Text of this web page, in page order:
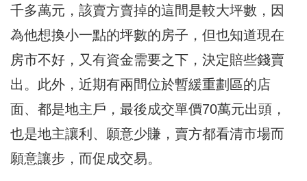
千多萬元，該賣方賣掉的這間是較大坪數，因
為他想換小一點的坪數的房子，但也知道現在
房市不好，又有資金需要之下，決定賠些錢賣
出。此外，近期有兩間位於暫緩重劃區的店
面、都是地主戶，最後成交單價70萬元出頭，
也是地主讓利、願意少賺，賣方都看清市場而
願意讓步，而促成交易。